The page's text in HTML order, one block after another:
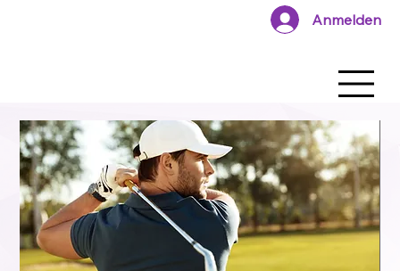
Anmelden